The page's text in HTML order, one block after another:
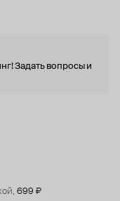
Задать вопросы и
699 ₽